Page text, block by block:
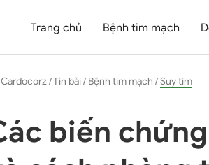
Trang chủ Bệnh tim mạch
Cardocorz/Tin bài/ Bệnh tim mạch /Suy tim
biến